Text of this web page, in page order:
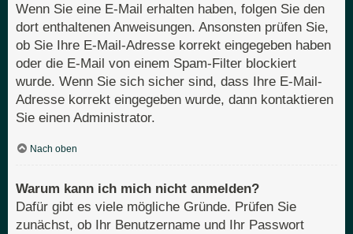
Wenn Sie eine E-Mail erhalten haben, folgen Sie den
dort enthaltenen Anweisungen. Ansonsten prüfen Sie,
ob Sie Ihre E-Mail-Adresse korrekt eingegeben haben
oder die E-Mail von einem Spam-Filter blockiert
wurde. Wenn Sie sich sicher sind, dass Ihre E-Mail-
Adresse korrekt eingegeben wurde, dann kontaktieren
Sie einen Administrator.
Nach oben
Warum kann ich mich nicht anmelden?
Dafür gibt es viele mögliche Gründe. Prüfen Sie
zunächst, ob Ihr Benutzername und Ihr Passwort